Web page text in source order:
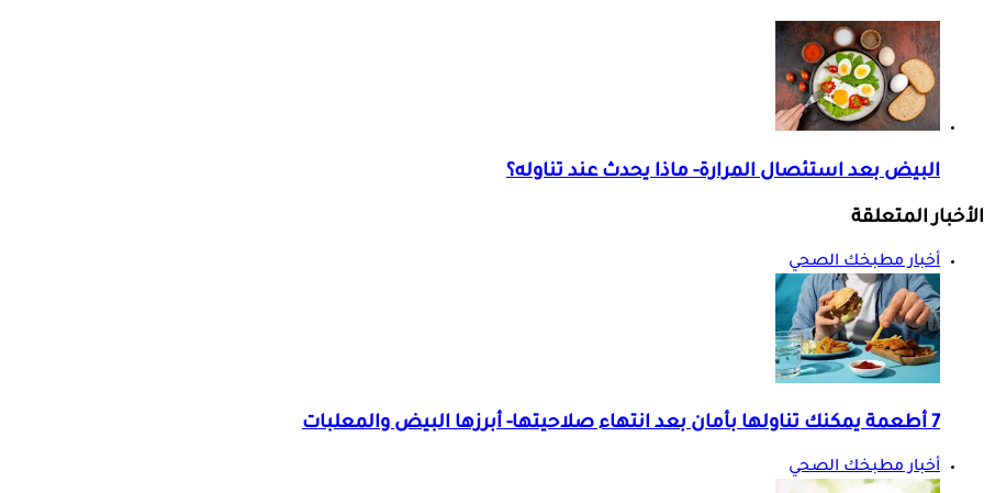
البيض بعد استئصال المرارة- ماذا يحدث عند تناوله؟
الأخبار المتعلقة
أخبار مطبخك الصحي
7 أطعمة يمكنك تناولها بأمان بعد انتهاء صلاحيتها- أبرزها البيض والمعلبات
أخبار مطبخك الصحي